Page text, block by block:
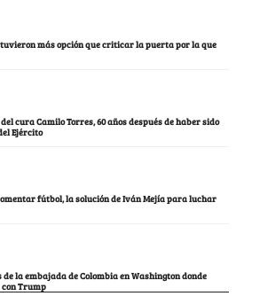
tuvieron más opción que criticar la puerta por la que
cura Camilo Torres, 60 años después de haber sido
Ejército
fútbol, la solución de Iván Mejía para luchar
de la embajada de Colombia en Washington donde
Trump